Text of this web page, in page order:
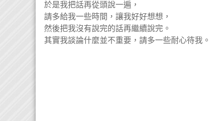
於是我把話再從頭說一遍，
請多給我一些時間，讓我好好想想，
然後把我沒有說完的話再繼續說完。
其實我談論什麼並不重要，請多一些耐心待我。